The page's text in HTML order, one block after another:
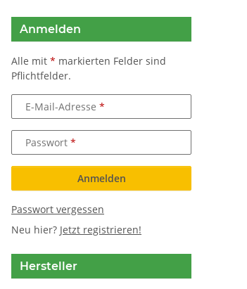
Anmelden
Alle mit * markierten Felder sind
Pflichtfelder.
E-Mail-Adresse
Passwort
Anmelden
Passwort vergessen
Neu hier? Jetzt registrieren!
Hersteller